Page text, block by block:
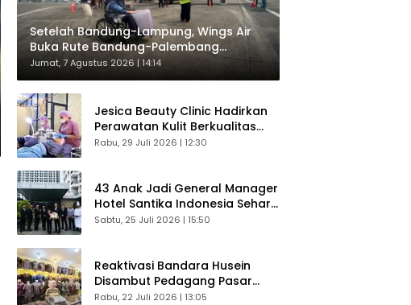
Setelah Bandung-Lampung, Wings Air
Buka Rute Bandung-Palembang
Direspons Langsung Penumpang
Jumat, 7 Agustus 2026 | 14:14
Jesica Beauty Clinic Hadirkan
Perawatan Kulit Berkualitas
Plus Konsultasi Gratis
Rabu, 29 Juli 2026 | 12:30
43 Anak Jadi General Manager
Hotel Santika Indonesia Sehari
Sukses Digelar
Sabtu, 25 Juli 2026 | 15:50
Reaktivasi Bandara Husein
Disambut Pedagang Pasar
Baru, Diyakini Bangkitkan
Rabu, 22 Juli 2026 | 13:05